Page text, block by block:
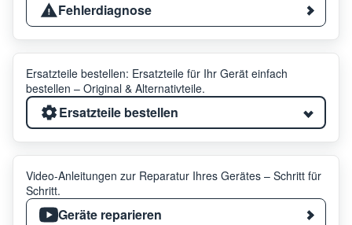
Fehlerdiagnose
Ersatzteile bestellen: Ersatzteile für Ihr Gerät einfach
bestellen – Original & Alternativteile.
Ersatzteile bestellen
Video-Anleitungen zur Reparatur Ihres Gerätes – Schritt für
Schritt.
Geräte reparieren